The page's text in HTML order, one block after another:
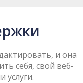
и она
себя, свой веб-
услуги.